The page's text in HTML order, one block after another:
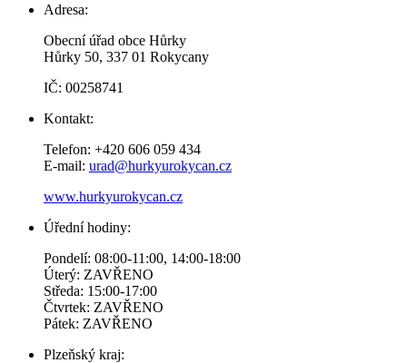
Adresa:
Obecní úřad obce Hůrky
Hůrky 50, 337 01 Rokycany
IČ: 00258741
Kontakt:
Telefon: +420 606 059 434
E-mail: urad@hurkyurokycan.cz
www.hurkyurokycan.cz
Úřední hodiny:
Pondelí: 08:00-11:00, 14:00-18:00
Úterý: ZAVŘENO
Středa: 15:00-17:00
Čtvrtek: ZAVŘENO
Pátek: ZAVŘENO
Plzeňský kraj: